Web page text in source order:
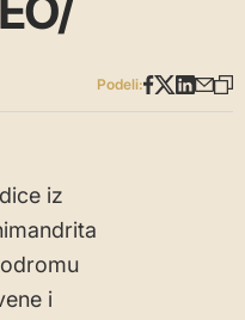
Podeli:
iz
i